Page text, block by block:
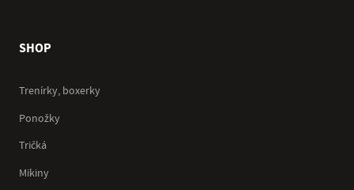
SHOP
Trenírky, boxerky
Ponožky
Tričká
Mikiny